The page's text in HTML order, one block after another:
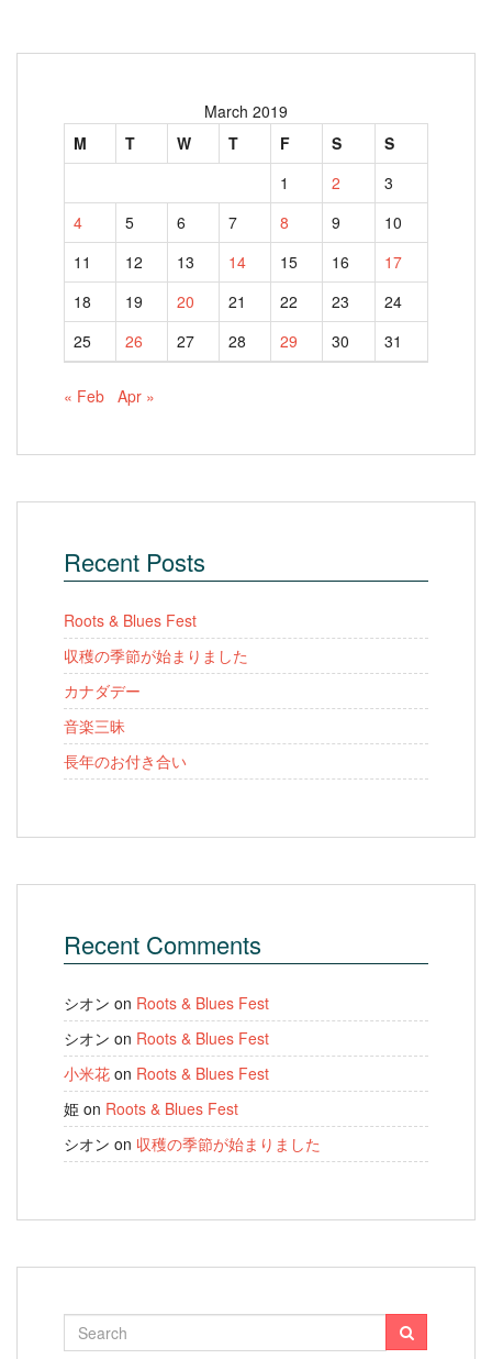
March 2019
M
T W T F S
S
1
2
3
4
5 6 7 8 9
10
11
12 13 14 15 16
17
18
19 20 21 22 23
24
25
26 27 28 29 30 31
« Feb Apr »
Recent Posts
Roots & Blues Fest
収穫の季節が始まりました
カナダデー
音楽三昧
長年のお付き合い
Recent Comments
シオン on Roots & Blues Fest
シオン on Roots & Blues Fest
小米花 on Roots & Blues Fest
姫 on Roots & Blues Fest
シオン on 収穫の季節が始まりました